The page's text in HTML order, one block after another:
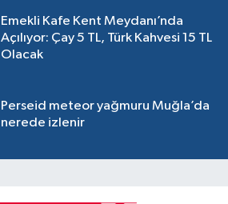
Emekli Kafe Kent Meydanı’nda
Açılıyor: Çay 5 TL, Türk Kahvesi 15 TL
Olacak
Perseid meteor yağmuru Muğla’da
nerede izlenir